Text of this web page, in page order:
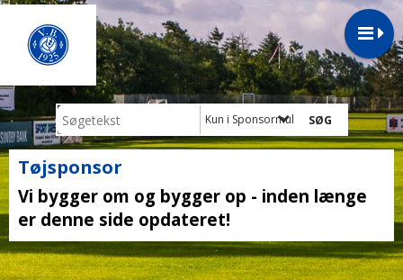
Kun i Sponsormuligheder
Tøjsponsor
Vi bygger om og bygger op - inden længe
er denne side opdateret!